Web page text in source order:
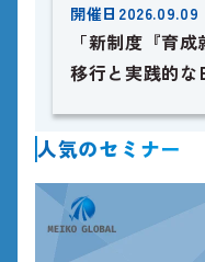
開催日
「新制度『育
移行と実践的な
人気のセミナー